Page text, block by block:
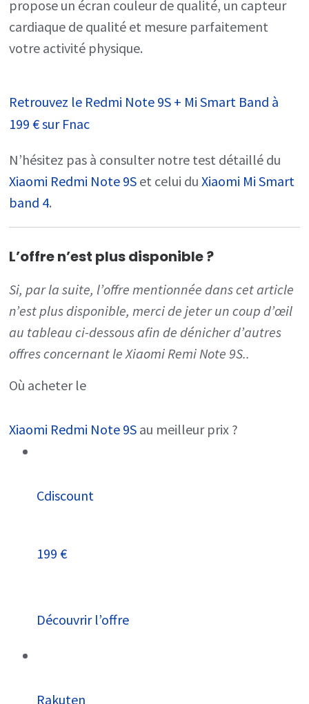
propose un écran couleur de qualité, un capteur
cardiaque de qualité et mesure parfaitement
votre activité physique.
Retrouvez le Redmi Note 9S + Mi Smart Band à
199 € sur Fnac
N’hésitez pas à consulter notre test détaillé du
Xiaomi Redmi Note 9S et celui duXiaomi Mi Smart
band 4.
L’offre n’est plus disponible ?
Si, par la suite, l’offre mentionnée dans cet article
n’est plus disponible, merci de jeter un coup d’œil
au tableau ci-dessous afin de dénicher d’autres
offres concernant le Xiaomi Remi Note 9S..
Où acheter le
Xiaomi Redmi Note 9S au meilleur prix ?
Cdiscount
199 €
Découvrir l’offre
Rakuten